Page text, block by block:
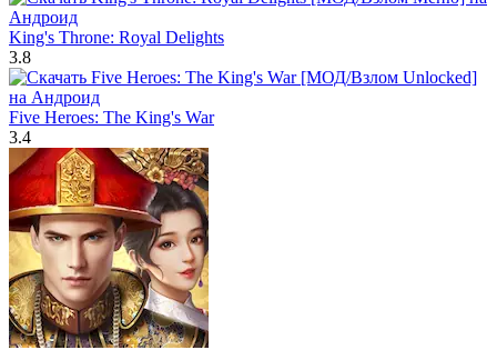
King's Throne: Royal Delights
3.8
Five Heroes: The King's War
3.4